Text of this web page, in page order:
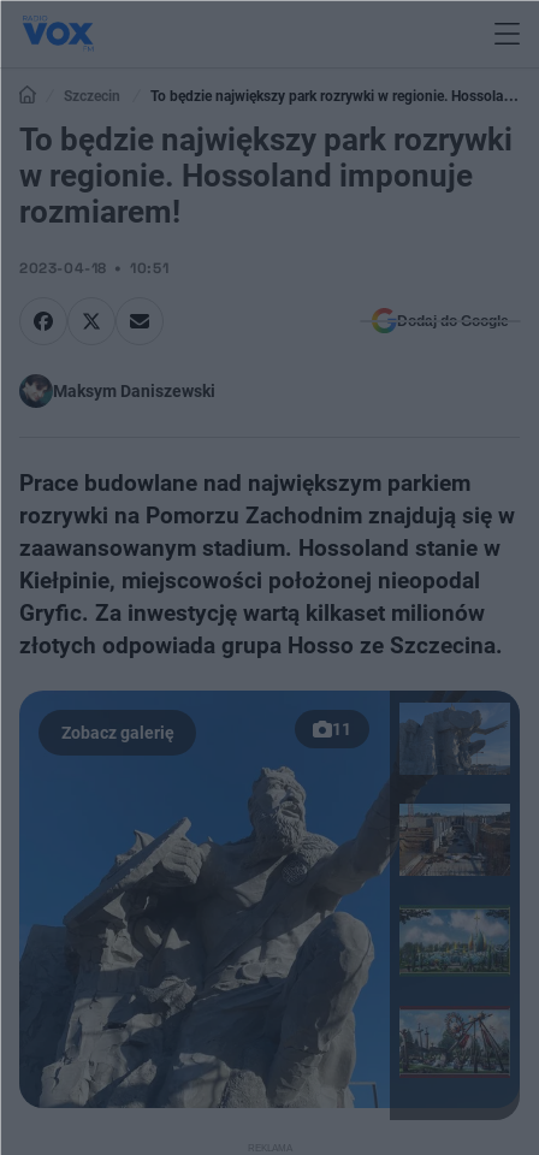
Szczecin
To będzie największy park rozrywki w regionie. Hossoland
imponuje rozmiarem!
To będzie największy park rozrywki
w regionie. Hossoland imponuje
rozmiarem!
2023-04-18 10:51
Dodaj do Google
Maksym Daniszewski
Prace budowlane nad największym parkiem
rozrywki na Pomorzu Zachodnim znajdują się w
zaawansowanym stadium. Hossoland stanie w
Kiełpinie, miejscowości położonej nieopodal
Gryfic. Za inwestycję wartą kilkaset milionów
złotych odpowiada grupa Hosso ze Szczecina.
11